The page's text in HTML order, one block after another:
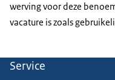
werving voor deze
vacature is zoals
Service